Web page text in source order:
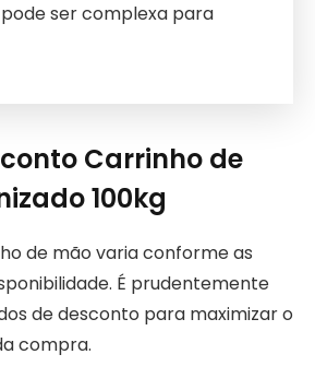
ser complexa para
Carrinho de
100kg
de mão varia conforme as
É prudentemente
de desconto para maximizar o
compra.